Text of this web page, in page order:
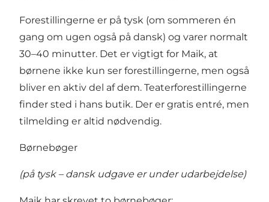
Forestillingerne er på tysk (om sommeren én
gang om ugen også på dansk) og varer normalt
30–40 minutter. Det er vigtigt for Maik, at
børnene ikke kun ser forestillingerne, men også
bliver en aktiv del af dem. Teaterforestillingerne
finder sted i hans butik. Der er gratis entré, men
tilmelding er altid nødvendig.
Børnebøger
(på tysk – dansk udgave er under udarbejdelse)